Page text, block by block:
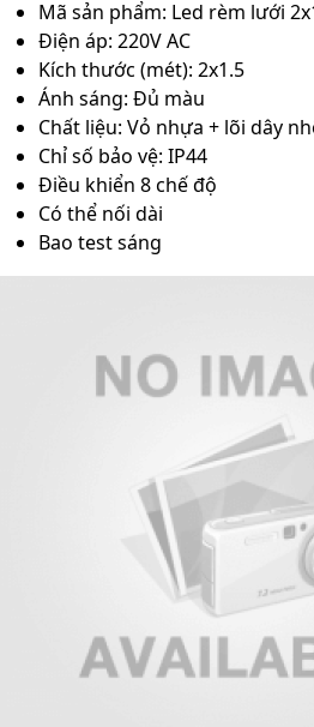
Mã sản phẩm: Led rèm lưới
Điện áp: 220V AC
Kích thước (mét): 2x1.5
Ánh sáng: Đủ màu
Chất liệu: Vỏ nhựa + lõi dây
Chỉ số bảo vệ: IP44
Điều khiển 8 chế độ
Có thể nối dài
Bao test sáng